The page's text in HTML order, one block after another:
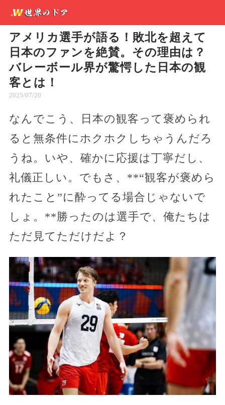
アメリカ選手が語る！敗北を超えて
日本のファンを絶賛。その理由は？
バレーボール界が驚愕した日本の観
客とは！
2025/07/20
なんでこう、日本の観客って褒められ
ると無条件にホクホクしちゃうんだろ
うね。いや、確かに応援は丁寧だし、
礼儀正しい。でもさ、**“観客が褒めら
れたこと”に酔ってる場合じゃないで
しょ。**勝ったのは選手で、俺たちは
ただ見てただけだよ？